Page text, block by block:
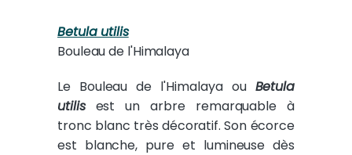
Betula utilis
Bouleau de l'Himalaya
Le Bouleau de l'Himalaya ou Betula
utilisest un arbre remarquable à
tronc blanc très décoratif. Son écorce
est blanche, pure et lumineuse dès